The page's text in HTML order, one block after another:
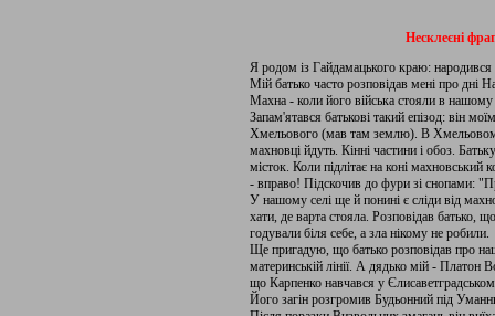
Несклеєні
Я родом із Гайдамацького краю: народився
Мій батько часто розповідав мені про дні
Махна - коли його війська стояли в
Запам'ятався батькові такий епізод: він
Хмельового (мав там землю). В Хмельовому
махновці йдуть. Кінні частини і обоз.
місток. Коли підлітає на коні
- вправо! Підскочив до фури зі снопами:
У нашому селі ще й понині є сліди від
хати, де варта стояла. Розповідав батько,
годували біля себе, а зла нікому не робили.
Ще пригадую, що батько розповідав про
материнській лінії. А дядько мій -
що Карпенко навчався у
Його загін розгромив Будьонний під